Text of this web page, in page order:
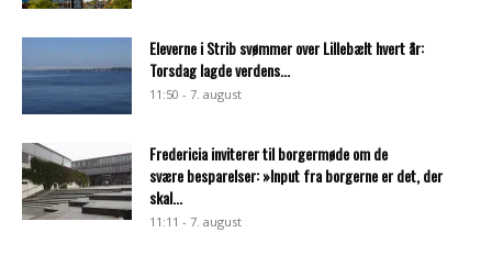
Eleverne i Strib svømmer over Lillebælt hvert år:
Torsdag lagde verdens...
11:50 - 7. august
Fredericia inviterer til borgermøde om de
svære besparelser: »Input fra borgerne er det, der
skal...
11:11 - 7. august